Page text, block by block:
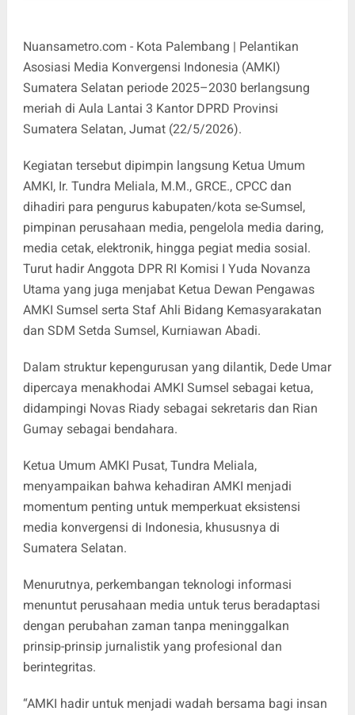
Nuansametro.com - Kota Palembang | Pelantikan
Asosiasi Media Konvergensi Indonesia (AMKI)
Sumatera Selatan periode 2025–2030 berlangsung
meriah di Aula Lantai 3 Kantor DPRD Provinsi
Sumatera Selatan, Jumat (22/5/2026).
Kegiatan tersebut dipimpin langsung Ketua Umum
AMKI, Ir. Tundra Meliala, M.M., GRCE., CPCC dan
dihadiri para pengurus kabupaten/kota se-Sumsel,
pimpinan perusahaan media, pengelola media daring,
media cetak, elektronik, hingga pegiat media sosial.
Turut hadir Anggota DPR RI Komisi I Yuda Novanza
Utama yang juga menjabat Ketua Dewan Pengawas
AMKI Sumsel serta Staf Ahli Bidang Kemasyarakatan
dan SDM Setda Sumsel, Kurniawan Abadi.
Dalam struktur kepengurusan yang dilantik, Dede Umar
dipercaya menakhodai AMKI Sumsel sebagai ketua,
didampingi Novas Riady sebagai sekretaris dan Rian
Gumay sebagai bendahara.
Ketua Umum AMKI Pusat, Tundra Meliala,
menyampaikan bahwa kehadiran AMKI menjadi
momentum penting untuk memperkuat eksistensi
media konvergensi di Indonesia, khususnya di
Sumatera Selatan.
Menurutnya, perkembangan teknologi informasi
menuntut perusahaan media untuk terus beradaptasi
dengan perubahan zaman tanpa meninggalkan
prinsip-prinsip jurnalistik yang profesional dan
berintegritas.
“AMKI hadir untuk menjadi wadah bersama bagi insan